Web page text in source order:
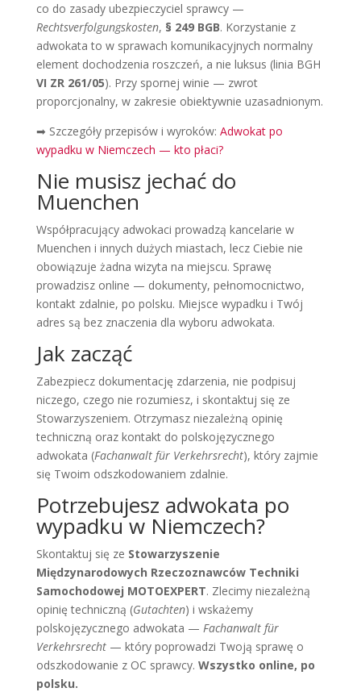
co do zasady ubezpieczyciel sprawcy —
Rechtsverfolgungskosten, § 249 BGB. Korzystanie z
adwokata to w sprawach komunikacyjnych normalny
element dochodzenia roszczeń, a nie luksus (linia BGH
VI ZR 261/05). Przy spornej winie — zwrot
proporcjonalny, w zakresie obiektywnie uzasadnionym.
➡ Szczegóły przepisów i wyroków: Adwokat po
wypadku w Niemczech — kto płaci?
Nie musisz jechać do
Muenchen
Współpracujący adwokaci prowadzą kancelarie w
Muenchen i innych dużych miastach, lecz Ciebie nie
obowiązuje żadna wizyta na miejscu. Sprawę
prowadzisz online — dokumenty, pełnomocnictwo,
kontakt zdalnie, po polsku. Miejsce wypadku i Twój
adres są bez znaczenia dla wyboru adwokata.
Jak zacząć
Zabezpiecz dokumentację zdarzenia, nie podpisuj
niczego, czego nie rozumiesz, i skontaktuj się ze
Stowarzyszeniem. Otrzymasz niezależną opinię
techniczną oraz kontakt do polskojęzycznego
adwokata (Fachanwalt für Verkehrsrecht), który zajmie
się Twoim odszkodowaniem zdalnie.
Potrzebujesz adwokata po
wypadku w Niemczech?
Skontaktuj się ze Stowarzyszenie
Międzynarodowych Rzeczoznawców Techniki
Samochodowej MOTOEXPERT. Zlecimy niezależną
opinię techniczną (Gutachten) i wskażemy
polskojęzycznego adwokata — Fachanwalt für
Verkehrsrecht— który poprowadzi Twoją sprawę o
odszkodowanie z OC sprawcy. Wszystko online, po
polsku.